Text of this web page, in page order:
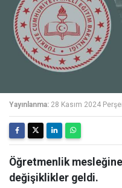
Yayınlanma: 28 Kasım 2024
Öğretmenlik
değişiklikler geldi.